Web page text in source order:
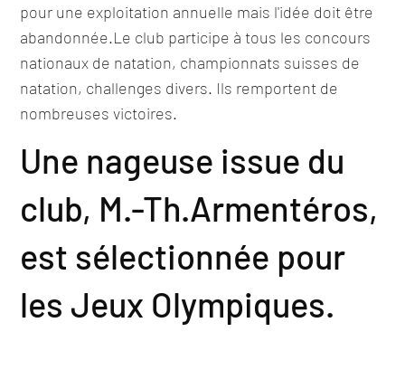
pour une exploitation annuelle mais l'idée doit être
abandonnée.Le club participe à tous les concours
nationaux de natation, championnats suisses de
natation, challenges divers. Ils remportent de
nombreuses victoires.​
Une nageuse issue du
club, M.-Th.Armentéros,
est sélectionnée pour
les Jeux Olympiques.